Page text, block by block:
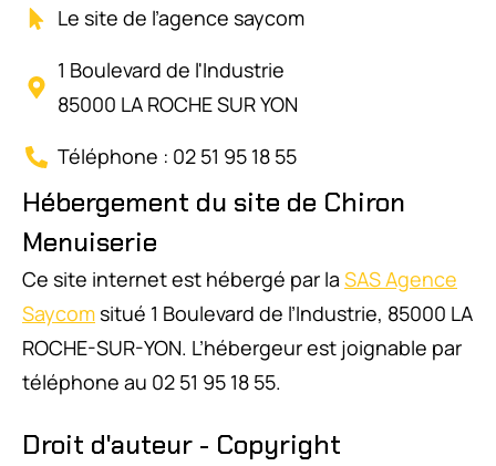
Le site de l’agence saycom
1 Boulevard de l'Industrie
85000 LA ROCHE SUR YON
Téléphone : 02 51 95 18 55
Hébergement du site de Chiron
Menuiserie
Ce site internet est hébergé par la SAS Agence
Saycomsitué 1 Boulevard de l’Industrie, 85000 LA
ROCHE-SUR-YON. L’hébergeur est joignable par
téléphone au 02 51 95 18 55.
Droit d'auteur - Copyright